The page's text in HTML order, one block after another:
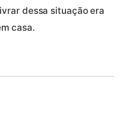
dessa situação era
casa.